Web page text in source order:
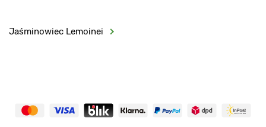
Jaśminowiec Lemoinei